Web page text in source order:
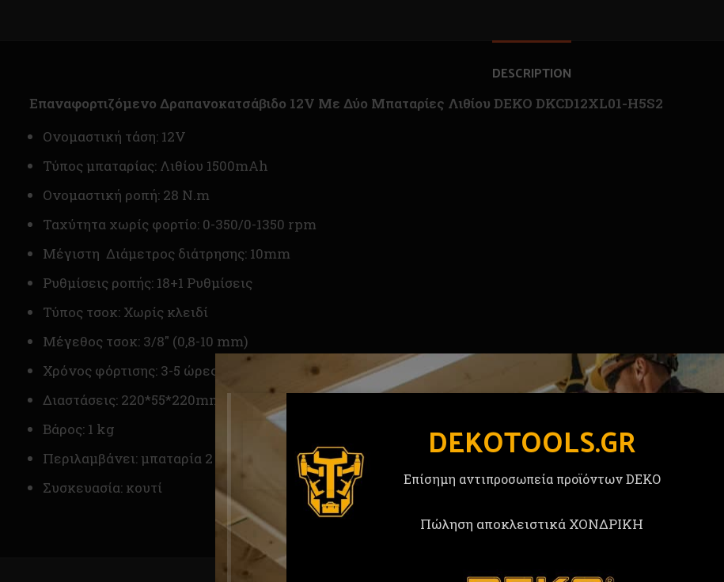
DEKOTOOLS.GR
Επίσημη αντιπροσωπεία προϊόντων DEKO
Πώληση αποκλειστικά ΧΟΝΔΡΙΚΗ
DESCRIPTION
Επαναφορτιζόμενο Δραπανοκατσάβιδο 12V Με Δύο Μπαταρίες Λιθίου DEKO DKCD12XL01-H5S2
Ονομαστική τάση: 12V
Τύπος μπαταρίας: Λιθίου 1500mAh
Ονομαστική ροπή: 28 N.m
Ταχύτητα χωρίς φορτίο: 0-350/0-1350 rpm
Μέγιστη Διάμετρος διάτρησης: 10mm
Ρυθμίσεις ροπής: 18+1 Ρυθμίσεις
Τύπος τσοκ: Χωρίς κλειδί
Μέγεθος τσοκ: 3/8″ (0,8-10 mm)
Χρόνος φόρτισης: 3-5 ώρες
Διαστάσεις: 220*55*220mm
Βάρος: 1 kg
Περιλαμβάνει: μπαταρία 2 τεμ., φορτιστής 1 τεμ., εγχειρίδιο χρήσης 1 τεμ
Συσκευασία: κουτί